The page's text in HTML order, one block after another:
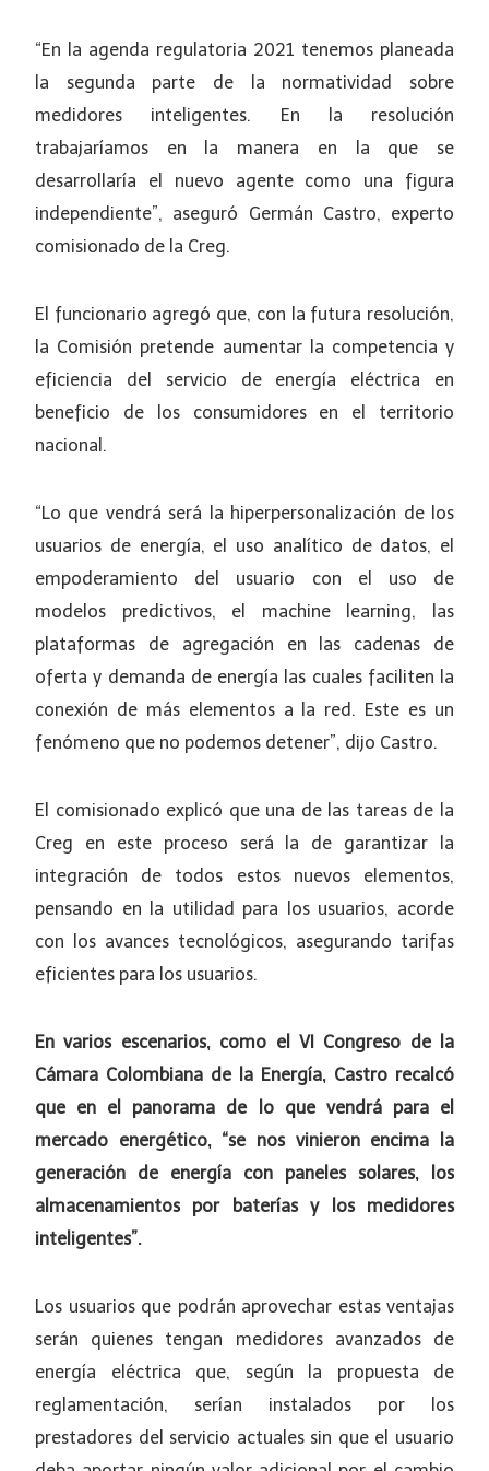
“En la agenda regulatoria 2021 tenemos planeada
la segunda parte de la normatividad sobre
medidores inteligentes. En la resolución
trabajaríamos en la manera en la que se
desarrollaría el nuevo agente como una figura
independiente”, aseguró Germán Castro, experto
comisionado de la Creg.
El funcionario agregó que, con la futura resolución,
la Comisión pretende aumentar la competencia y
eficiencia del servicio de energía eléctrica en
beneficio de los consumidores en el territorio
nacional.
“Lo que vendrá será la hiperpersonalización de los
usuarios de energía, el uso analítico de datos, el
empoderamiento del usuario con el uso de
modelos predictivos, el machine learning, las
plataformas de agregación en las cadenas de
oferta y demanda de energía las cuales faciliten la
conexión de más elementos a la red. Este es un
fenómeno que no podemos detener”, dijo Castro.
El comisionado explicó que una de las tareas de la
Creg en este proceso será la de garantizar la
integración de todos estos nuevos elementos,
pensando en la utilidad para los usuarios, acorde
con los avances tecnológicos, asegurando tarifas
eficientes para los usuarios.
En varios escenarios, como el VI Congreso de la
Cámara Colombiana de la Energía, Castro recalcó
que en el panorama de lo que vendrá para el
mercado energético, “se nos vinieron encima la
generación de energía con paneles solares, los
almacenamientos por baterías y los medidores
inteligentes”.
Los usuarios que podrán aprovechar estas ventajas
serán quienes tengan medidores avanzados de
energía eléctrica que, según la propuesta de
reglamentación, serían instalados por los
prestadores del servicio actuales sin que el usuario